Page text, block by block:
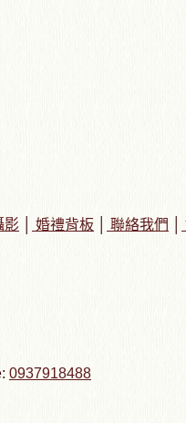
影 婚禮背板 聯絡我們
0937918488